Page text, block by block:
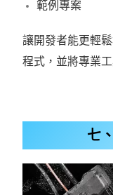
範例專案
讓開發者能更輕
程式，並將專業
七